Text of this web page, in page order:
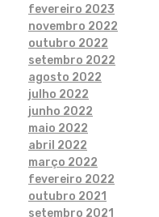
fevereiro 2023
novembro 2022
outubro 2022
setembro 2022
agosto 2022
julho 2022
junho 2022
maio 2022
abril 2022
março 2022
fevereiro 2022
outubro 2021
setembro 2021